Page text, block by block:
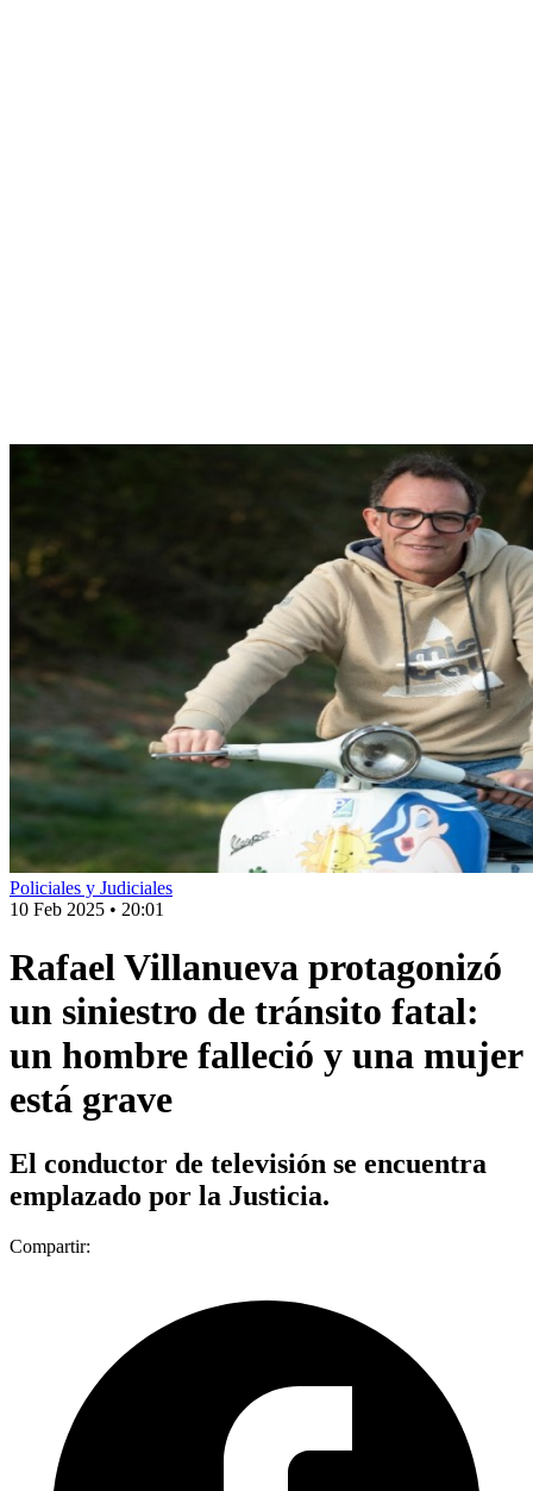
Policiales y Judiciales
10 Feb 2025 • 20:01
Rafael Villanueva protagonizó
un siniestro de tránsito fatal:
un hombre falleció y una mujer
está grave
El conductor de televisión se encuentra
emplazado por la Justicia.
Compartir: